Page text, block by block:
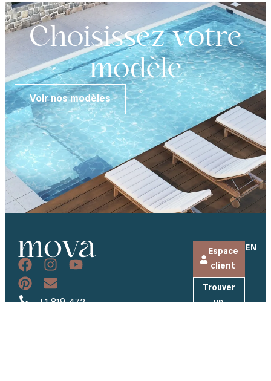
Choisissez votre
modèle
Voir nos modèles
+1 819-472-
Espace
client
Trouver
un
EN